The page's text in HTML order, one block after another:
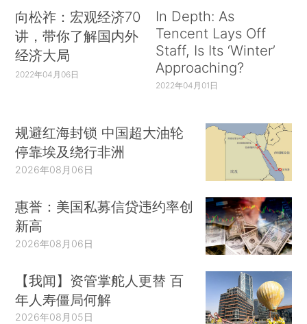
向松祚：宏观经济70
讲，带你了解国内外
经济大局
2022年04月06日
In Depth: As
Tencent Lays Off
Staff, Is Its ‘Winter’
Approaching?
2022年04月01日
规避红海封锁 中国超大油轮
停靠埃及绕行非洲
2026年08月06日
惠誉：美国私募信贷违约率创
新高
2026年08月06日
【我闻】资管掌舵人更替 百
年人寿僵局何解
2026年08月05日